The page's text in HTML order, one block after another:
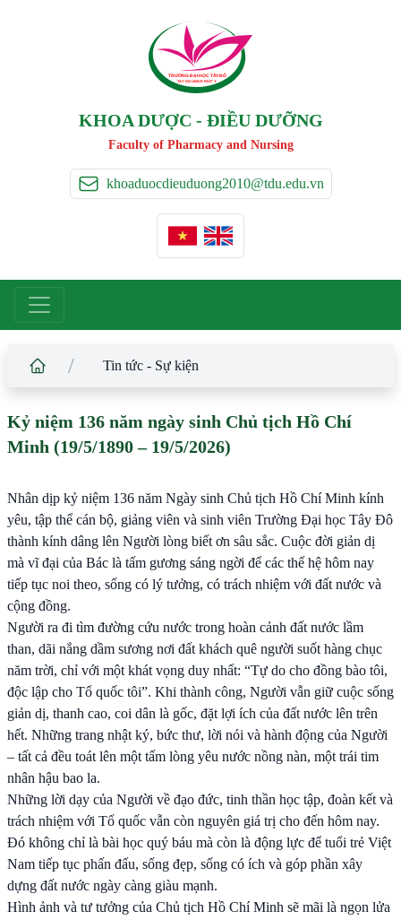
TRƯỜNG ĐẠI HỌC TÂY ĐÔ
TAY DO UNIVERSIT Y
KHOA DƯỢC - ĐIỀU DƯỠNG
Faculty of Pharmacy and Nursing
khoaduocdieuduong2010@tdu.edu.vn
/ Tin tức - Sự kiện
Kỷ niệm 136 năm ngày sinh Chủ tịch Hồ Chí
Minh (19/5/1890 – 19/5/2026)
Nhân dịp kỷ niệm 136 năm Ngày sinh Chủ tịch Hồ Chí Minh kính
yêu, tập thể cán bộ, giảng viên và sinh viên Trường Đại học Tây Đô
thành kính dâng lên Người lòng biết ơn sâu sắc. Cuộc đời giản dị
mà vĩ đại của Bác là tấm gương sáng ngời để các thế hệ hôm nay
tiếp tục noi theo, sống có lý tưởng, có trách nhiệm với đất nước và
cộng đồng.
Người ra đi tìm đường cứu nước trong hoàn cảnh đất nước lầm
than, dãi nắng dầm sương nơi đất khách quê người suốt hàng chục
năm trời, chỉ với một khát vọng duy nhất: “Tự do cho đồng bào tôi,
độc lập cho Tổ quốc tôi”. Khi thành công, Người vẫn giữ cuộc sống
giản dị, thanh cao, coi dân là gốc, đặt lợi ích của đất nước lên trên
hết. Những trang nhật ký, bức thư, lời nói và hành động của Người
– tất cả đều toát lên một tấm lòng yêu nước nồng nàn, một trái tim
nhân hậu bao la.
Những lời dạy của Người về đạo đức, tinh thần học tập, đoàn kết và
trách nhiệm với Tổ quốc vẫn còn nguyên giá trị cho đến hôm nay.
Đó không chỉ là bài học quý báu mà còn là động lực để tuổi trẻ Việt
Nam tiếp tục phấn đấu, sống đẹp, sống có ích và góp phần xây
dựng đất nước ngày càng giàu mạnh.
Hình ảnh và tư tưởng của Chủ tịch Hồ Chí Minh sẽ mãi là ngọn lửa